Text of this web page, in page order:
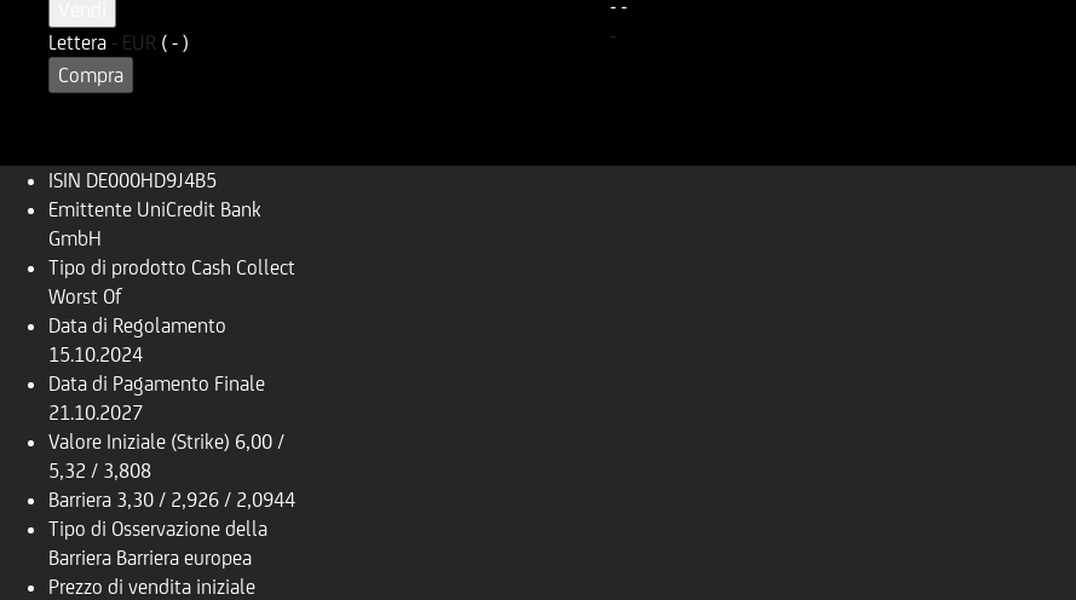
Lettera - EUR ( - )
Compra
--
-
ISIN DE000HD9J4B5
Emittente UniCredit Bank
GmbH
Tipo di prodotto Cash Collect
Worst Of
Data di Regolamento
15.10.2024
Data di Pagamento Finale
21.10.2027
Valore Iniziale (Strike) 6,00 /
5,32 / 3,808
Barriera 3,30 / 2,926 / 2,0944
Tipo di Osservazione della
Barriera Barriera europea
Prezzo di vendita iniziale